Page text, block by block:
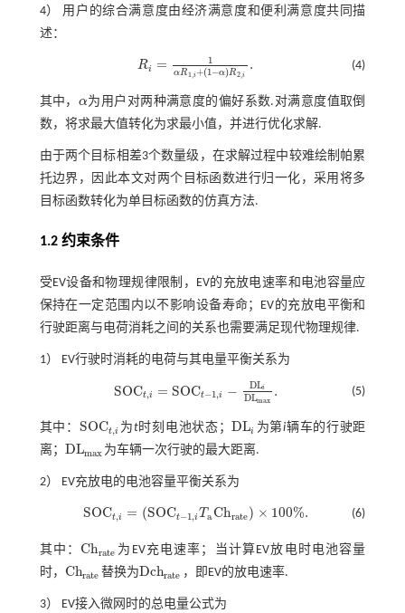
4） 用户的综合满意度由经济满意度和便利满意度共同描
述：
Ri = 1
αR1,i+(1−α)R2,i
.
Ri= 1α R1,i+1-αR2,i. (4)
其中， α
α 为用户对两种满意度的偏好系数.对满意度值取倒
数，将求最大值转化为求最小值，并进行优化求解.
由于两个目标相差3个数量级，在求解过程中较难绘制帕累
托边界，因此本文对两个目标函数进行归一化，采用将多
目标函数转化为单目标函数的仿真方法.
1.2 约束条件
受EV设备和物理规律限制，EV的充放电速率和电池容量应
保持在一定范围内以不影响设备寿命；EV的充放电平衡和
行驶距离与电荷消耗之间的关系也需要满足现代物理规律.
1） EV行驶时消耗的电荷与其电量平衡关系为
SOCt,i = SOCt−1,i − DLi
DLmax
.
SOCt,i=S OC t-1,i-DLiDL ma x. (5)
其中： SOCt,i
SOCt,i 为t时刻电池状态； DLi
DLi 为第i辆车的行驶距
离； DLmax
DLmax 为车辆一次行驶的最大距离.
2） EV充放电的电池容量平衡关系为
SOCt,i = (SOCt−1,i TaChrate) × 100%.
SOCt,i=( SO Ct-1,iTaChrate)×100%. (6)
其中：Chrate
Chrate 为EV充电速率；当计算EV放电时电池容量
时， Chrate
Chrate 替换为Dchrate
Dchrate ，即EV的放电速率.
3） EV接入微网时的总电量公式为